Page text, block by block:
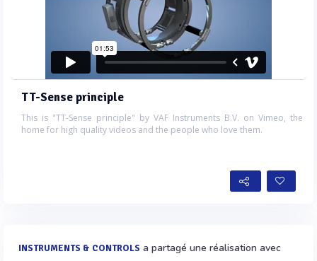
TT-Sense principle
This is "TT-Sense principle" by VAF Instruments B.V. on Vimeo, the
home for high quality videos and the people who love them.
INSTRUMENTS & CONTROLS a partagé une réalisation avec